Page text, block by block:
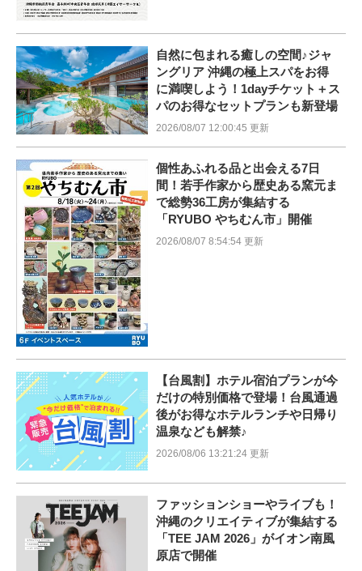
自然に包まれる癒しの空間♪ジャ
ングリア 沖縄の極上スパをお得
に満喫しよう！1dayチケット＋ス
パのお得なセットプランも新登場
2026/08/07 12:00:45 更新
個性あふれる品と出会える7日
間！若手作家から歴史ある窯元ま
で総勢36工房が集結する
「RYUBO やちむん市」開催
2026/08/07 8:54:54 更新
【台風割】ホテル宿泊プランが今
だけの特別価格で登場！台風通過
後がお得なホテルランチや日帰り
温泉なども解禁♪
2026/08/06 13:21:24 更新
ファッションショーやライブも！
沖縄のクリエイティブが集結する
「TEE JAM 2026」がイオン南風
原店で開催